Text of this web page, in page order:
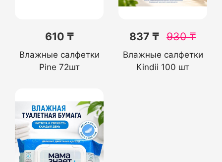
610 ₸
Влажные салфетки
Pine 72шт
837 ₸ 930₸
Влажные салфетки
Kindii 100 шт